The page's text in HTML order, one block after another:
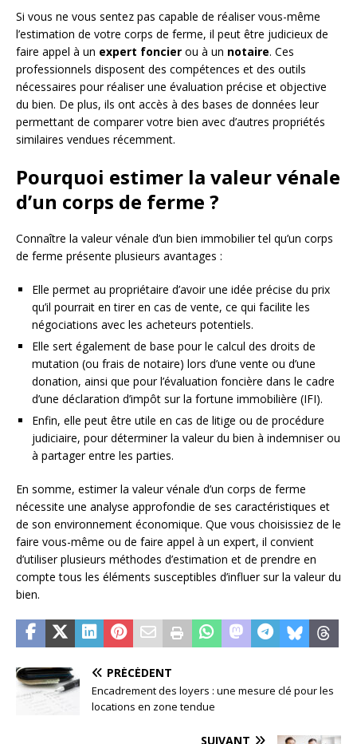
Si vous ne vous sentez pas capable de réaliser vous-même
l’estimation de votre corps de ferme, il peut être judicieux de
faire appel à un expert foncier ou à un notaire. Ces
professionnels disposent des compétences et des outils
nécessaires pour réaliser une évaluation précise et objective
du bien. De plus, ils ont accès à des bases de données leur
permettant de comparer votre bien avec d’autres propriétés
similaires vendues récemment.
Pourquoi estimer la valeur vénale
d’un corps de ferme ?
Connaître la valeur vénale d’un bien immobilier tel qu’un corps
de ferme présente plusieurs avantages :
Elle permet au propriétaire d’avoir une idée précise du prix
qu’il pourrait en tirer en cas de vente, ce qui facilite les
négociations avec les acheteurs potentiels.
Elle sert également de base pour le calcul des droits de
mutation (ou frais de notaire) lors d’une vente ou d’une
donation, ainsi que pour l’évaluation foncière dans le cadre
d’une déclaration d’impôt sur la fortune immobilière (IFI).
Enfin, elle peut être utile en cas de litige ou de procédure
judiciaire, pour déterminer la valeur du bien à indemniser ou
à partager entre les parties.
En somme, estimer la valeur vénale d’un corps de ferme
nécessite une analyse approfondie de ses caractéristiques et
de son environnement économique. Que vous choisissiez de le
faire vous-même ou de faire appel à un expert, il convient
d’utiliser plusieurs méthodes d’estimation et de prendre en
compte tous les éléments susceptibles d’influer sur la valeur du
bien.
PRÉCÉDENT
Encadrement des loyers : une mesure clé pour les
locations en zone tendue
SUIVANT